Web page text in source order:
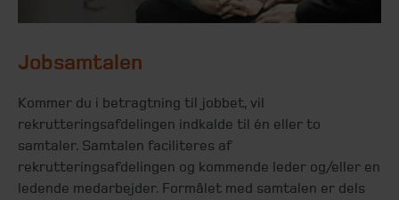
Jobsamtalen
Kommer du i betragtning til jobbet, vil
rekrutteringsafdelingen indkalde til én eller to
samtaler. Samtalen faciliteres af
rekrutteringsafdelingen og kommende leder og/eller en
ledende medarbejder. Formålet med samtalen er dels